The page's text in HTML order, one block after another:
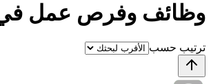
وظائف وفرص عمل في
ترتيب حسب